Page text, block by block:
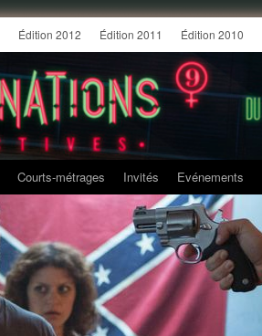
Édition 2012 Édition 2011 Édition 2010
Courts-métrages Invités Evénements